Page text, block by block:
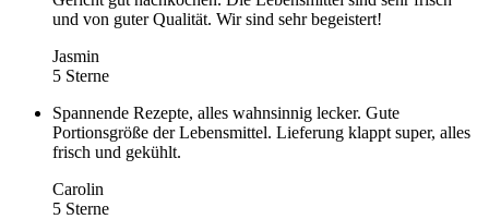
und von guter Qualität. Wir sind sehr begeistert!
Jasmin
5 Sterne
Spannende Rezepte, alles wahnsinnig lecker. Gute
Portionsgröße der Lebensmittel. Lieferung klappt super, alles
frisch und gekühlt.
Carolin
5 Sterne